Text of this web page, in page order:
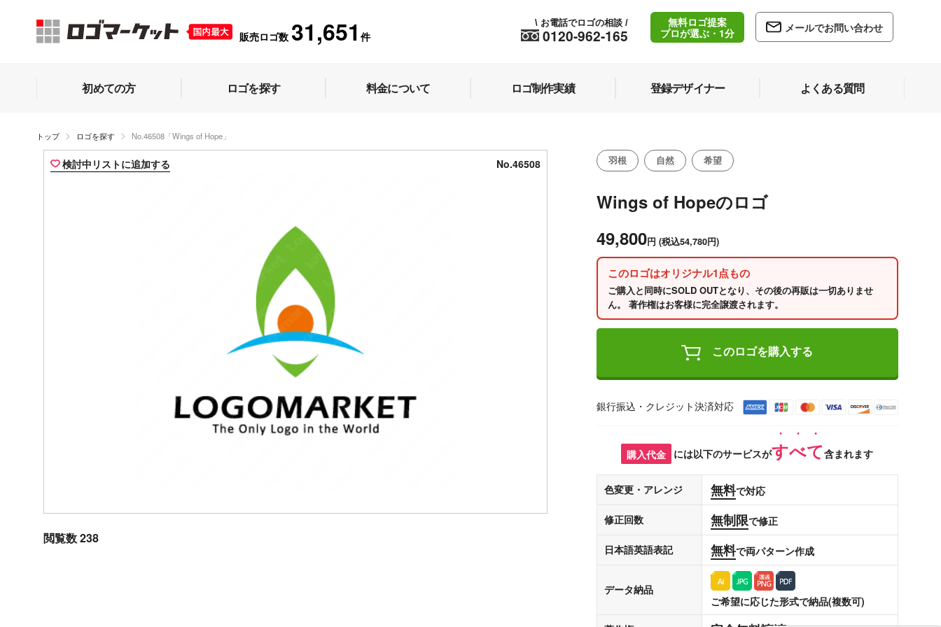
販売ロゴ数 31,651 件 0120-962-165
\ お電話でロゴの相談 /
無料ロゴ提案
プロが選ぶ・1分
メールでお問い合わせ
初めての方 ロゴを探す 料金について ロゴ制作実績 登録デザイナー よくある質問
トップ ロゴを探す No.46508「Wings of Hope」
検討中リストに追加する No.46508
閲覧数 238
羽根 自然 希望
Wings of Hopeのロゴ
49,800円 (税込54,780円)
このロゴはオリジナル1点もの
ご購入と同時にSOLD OUTとなり、その後の再販は一切ありませ
ん。 著作権はお客様に完全譲渡されます。
このロゴを購入する
銀行振込・クレジット決済対応
購入代金 には以下のサービスがすべて含まれます
色変更・アレンジ 無料で対応
修正回数 無制限で修正
日本語英語表記 無料で両パターン作成
データ納品
ご希望に応じた形式で納品(複数可)